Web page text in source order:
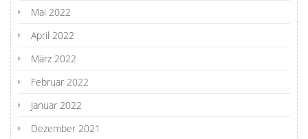
Mai 2022
April 2022
März 2022
Februar 2022
Januar 2022
Dezember 2021